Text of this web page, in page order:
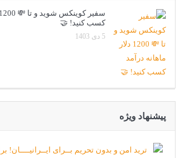
کسب کنید! 🤝
5 دی 1403
پیشنهاد ویژه